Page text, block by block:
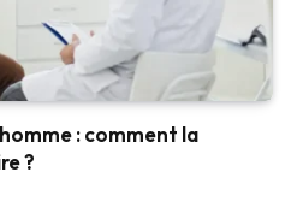
: comment la
?